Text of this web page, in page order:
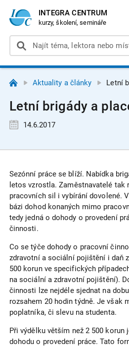
INTEGRA CENTRUM
kurzy, školení, semináře
Aktuality a články Letní
Letní brigády a
14.6.2017
Sezónní práce se blíží. Nabídka
letos vzrostla. Zaměstnavatelé tak
pracovních sil i vybírání dovolené.
bázi dohod konaných mimo
tedy jedná o dohody o provedení
činnosti.
Co se týče dohody o pracovní
zdravotní a sociální pojištění i daň
500 korun ve specifických
na sociální a zdravotní pojištění).
činnosti lze nejdéle sjednat na
rozsahem 20 hodin týdně. Je však
poplatníka, či slevu na studenta.
Při výdělku větším než 2 500 korun
dohodu o provedení práce. Tato